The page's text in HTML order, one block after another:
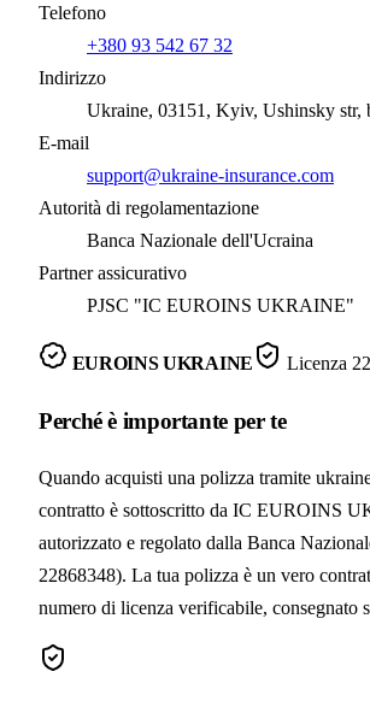
Telefono
+380 93 542 67 32
Indirizzo
Ukraine, 03151, Kyiv, Ushinsky str,
E-mail
support@ukraine-insurance.com
Autorità di regolamentazione
Banca Nazionale dell'Ucraina
Partner assicurativo
PJSC "IC EUROINS UKRAINE"
EUROINS UKRAINE Licenza
Perché è importante per te
Quando acquisti una polizza tramite
contratto è sottoscritto da IC EUROINS
autorizzato e regolato dalla Banca
22868348). La tua polizza è un vero
numero di licenza verificabile, consegnato